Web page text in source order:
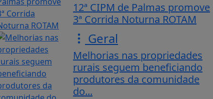
12ª CIPM de Palmas promove
3ª Corrida Noturna ROTAM
Geral
Melhorias nas propriedades
rurais seguem beneficiando
produtores da comunidade
do...